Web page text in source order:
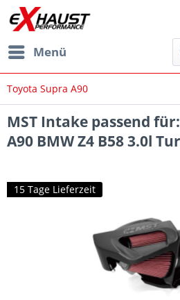
Menü
Toyota Supra A90
MST Intake passend
A90 BMW Z4 B58 3.0l
15 Tage Lieferzeit